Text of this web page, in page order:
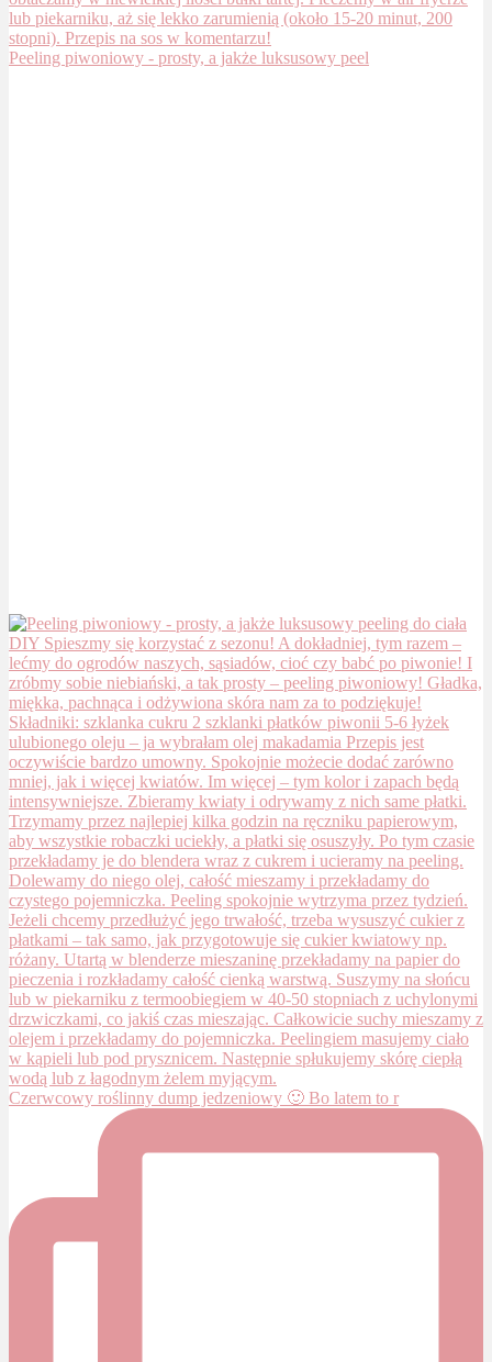
Peeling piwoniowy - prosty, a jakże luksusowy peel
Czerwcowy roślinny dump jedzeniowy 🙂 Bo latem to r